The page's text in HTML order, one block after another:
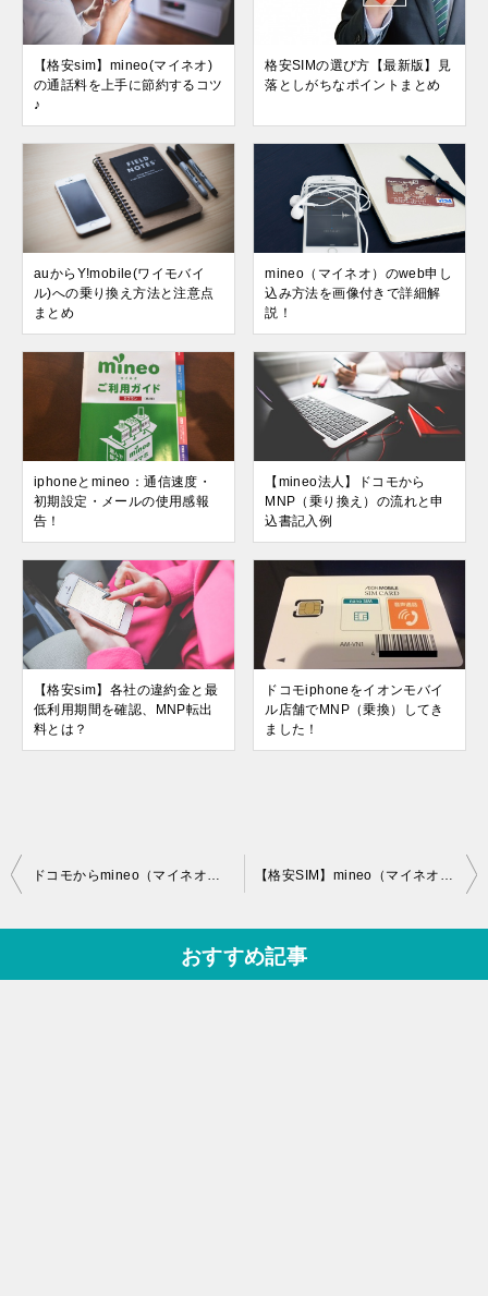
【格安sim】mineo(マイネオ)
の通話料を上手に節約するコツ
♪
格安SIMの選び方【最新版】見
落としがちなポイントまとめ
auからY!mobile(ワイモバイ
ル)への乗り換え方法と注意点
まとめ
mineo（マイネオ）のweb申し
込み方法を画像付きで詳細解
説！
iphoneとmineo：通信速度・
初期設定・メールの使用感報
告！
【mineo法人】ドコモから
MNP（乗り換え）の流れと申
込書記入例
【格安sim】各社の違約金と最
低利用期間を確認、MNP転出
料とは？
ドコモiphoneをイオンモバイ
ル店舗でMNP（乗換）してき
ました！
投
ビ
ドコモからmineo（マイネオ）に！本当に安いのか？徹底試算！ 【格安SIM】mineo（マイネオ）申し込みに関する注意点まとめ
おすすめ記事